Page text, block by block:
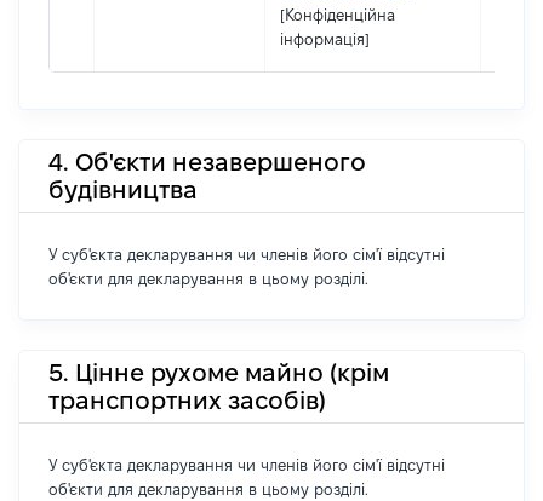
[Конфіденційна
інформація]
4. Об'єкти незавершеного
будівництва
У суб'єкта декларування чи членів його сім'ї відсутні
об'єкти для декларування в цьому розділі.
5. Цінне рухоме майно (крім
транспортних засобів)
У суб'єкта декларування чи членів його сім'ї відсутні
об'єкти для декларування в цьому розділі.